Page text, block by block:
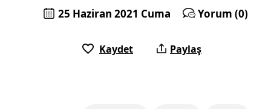
25 Haziran 2021 Cuma
Yorum (0)
Kaydet Paylaş